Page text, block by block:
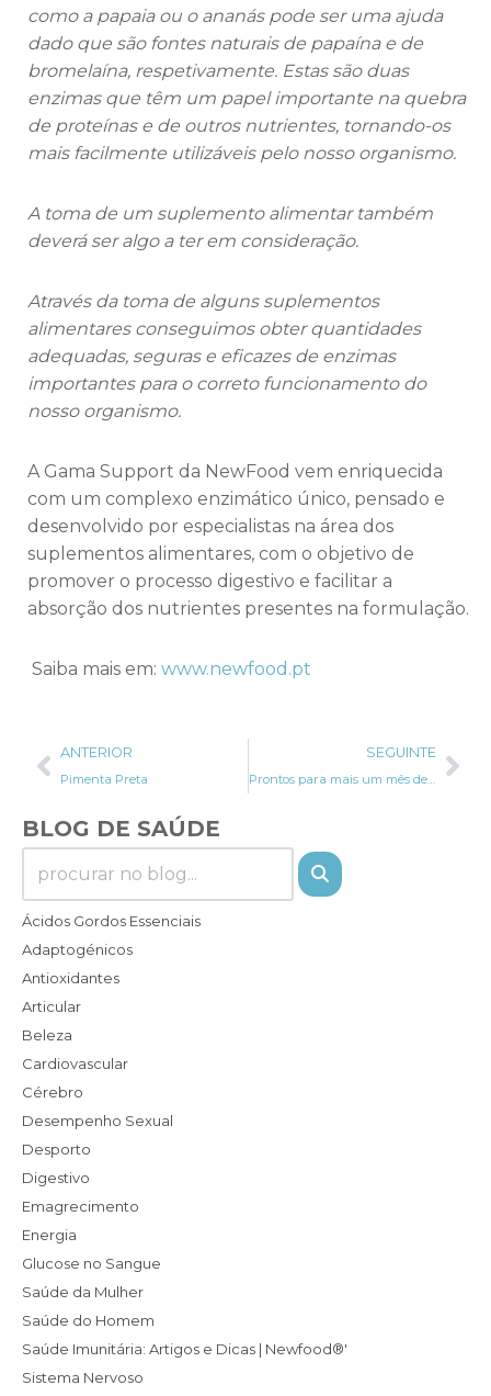
BLOG DE SAÚDE
Ácidos Gordos Essenciais
Adaptogénicos
Antioxidantes
Articular
Beleza
Cardiovascular
Cérebro
Desempenho Sexual
Desporto
Digestivo
Emagrecimento
Energia
Glucose no Sangue
Saúde da Mulher
Saúde do Homem
Saúde Imunitária: Artigos e Dicas | Newfood®'
Sistema Nervoso
como a papaia ou o ananás pode ser uma ajuda
dado que são fontes naturais de papaína e de
bromelaína, respetivamente. Estas são duas
enzimas que têm um papel importante na quebra
de proteínas e de outros nutrientes, tornando-os
mais facilmente utilizáveis pelo nosso organismo.
A toma de um suplemento alimentar também
deverá ser algo a ter em consideração.
Através da toma de alguns suplementos
alimentares conseguimos obter quantidades
adequadas, seguras e eficazes de enzimas
importantes para o correto funcionamento do
nosso organismo.
A Gama Support da NewFood vem enriquecida
com um complexo enzimático único, pensado e
desenvolvido por especialistas na área dos
suplementos alimentares, com o objetivo de
promover o processo digestivo e facilitar a
absorção dos nutrientes presentes na formulação.
Saiba mais em: www.newfood.pt
ANTERIOR
Pimenta Preta
SEGUINTE
Prontos para mais um mês de excessos?